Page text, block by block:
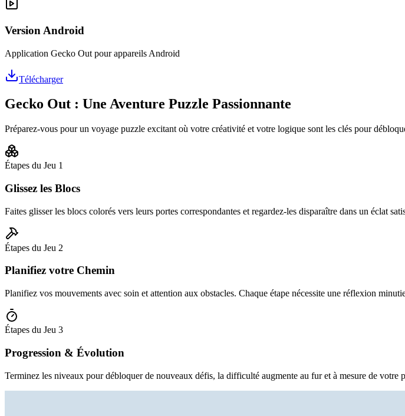
Version Android
Application Gecko Out pour appareils Android
Télécharger
Gecko Out : Une Aventure Puzzle Passionnante
Préparez-vous pour un voyage puzzle excitant où votre créativité et votre logique sont les clés pour
Étapes du Jeu 1
Glissez les Blocs
Faites glisser les blocs colorés vers leurs portes correspondantes et regardez-les disparaître dans un éclat
Étapes du Jeu 2
Planifiez votre Chemin
Planifiez vos mouvements avec soin et attention aux obstacles. Chaque étape nécessite une réflexion
Étapes du Jeu 3
Progression & Évolution
Terminez les niveaux pour débloquer de nouveaux défis, la difficulté augmente au fur et à mesure de votre